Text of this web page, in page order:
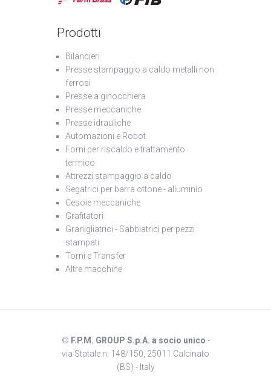
Prodotti
Bilancieri
Presse stampaggio a caldo metalli non
ferrosi
Presse a ginocchiera
Presse meccaniche
Presse idrauliche
Automazioni e Robot
Forni per riscaldo e trattamento
termico
Attrezzi stampaggio a caldo
Segatrici per barra ottone - alluminio
Cesoie meccaniche
Grafitatori
Granigliatrici - Sabbiatrici per pezzi
stampati
Torni e Transfer
Altre macchine
© F.P.M. GROUP S.p.A. a socio unico -
via Statale n. 148/150, 25011 Calcinato
(BS) - Italy